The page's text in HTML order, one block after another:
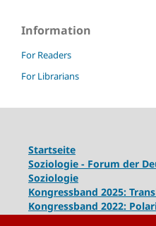
Information
For Readers
For Librarians
Startseite
Soziologie - Forum der
Soziologie
Kongressband 2025:
Kongressband 2022: